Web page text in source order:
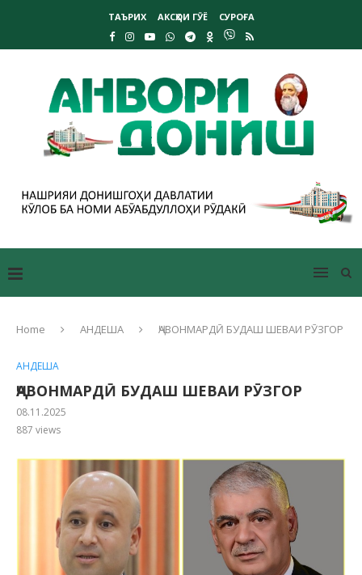
ТАЪРИХ АКСҲОИ ГӮЁ СУРОҒА
Home АНДЕША ҶАВОНМАРДӢ БУДАШ ШЕВАИ РӮЗГОР
АНДЕША
ҶАВОНМАРДӢ БУДАШ ШЕВАИ РӮЗГОР
08.11.2025
887 views